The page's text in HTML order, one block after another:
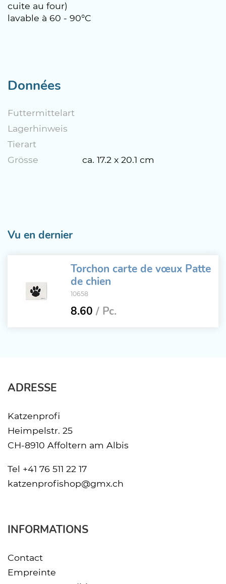
cuite au four)
lavable à 60 - 90°C
Données
Futtermittelart
Lagerhinweis
Tierart
Grösse
ca. 17.2 x 20.1 cm
Vu en dernier
Torchon carte de vœux Patte
de chien
10658
8.60 / Pc.
ADRESSE
Katzenprofi
Heimpelstr. 25
CH-8910 Affoltern am Albis
Tel +41 76 511 22 17
katzenprofishop@gmx.ch
INFORMATIONS
Contact
Empreinte